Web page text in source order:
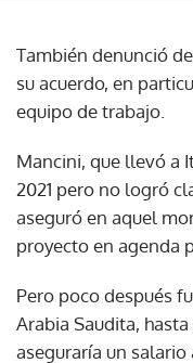
También denunció
su acuerdo, en
equipo de trabajo.
Mancini, que llevó a
2021 pero no logró
aseguró en aquel
proyecto en agenda
Pero poco después
Arabia Saudita,
aseguraría un